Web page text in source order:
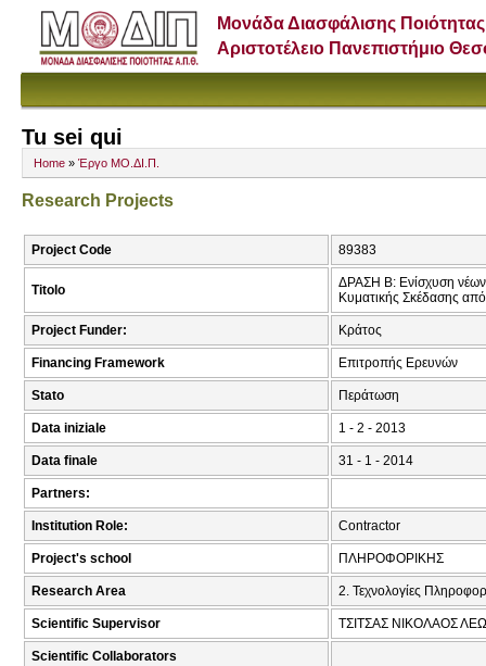
Μονάδα Διασφάλισης Ποιότητας
Αριστοτέλειο Πανεπιστήμιο
Tu sei qui
Home » Έργο ΜΟ.ΔΙ.Π.
Research Projects
Project Code 89383
Titolo
ΔΡΑΣΗ Β: Ενίσχυση
Κυματικής Σκέδασης
Project Funder: Κράτος
Financing Framework Επιτροπής Ερευνών
Stato Περάτωση
Data iniziale 1 - 2 - 2013
Data finale 31 - 1 - 2014
Partners:
Institution Role: Contractor
Project's school ΠΛΗΡΟΦΟΡΙΚΗΣ
Research Area 2. Τεχνολογίες
Scientific Supervisor ΤΣΙΤΣΑΣ ΝΙΚΟΛΑΟΣ
Scientific Collaborators